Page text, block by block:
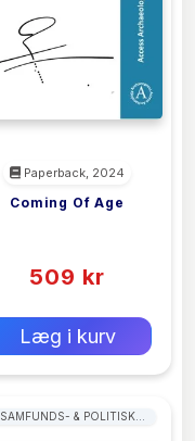
Paperback, 2024
Coming Of Age
509 kr
Læg i kurv
SAMFUNDS- & POLITISK